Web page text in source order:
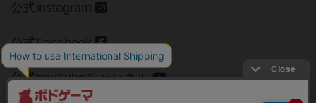
公式instagram
公式Facebook
公式YouTubeチャンネル